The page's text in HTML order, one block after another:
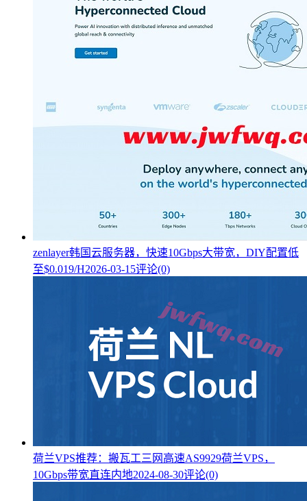
zenlayer韩国云服务器，快速10Gbps大带宽，DIY配置低
至$0.019/H2026-03-15评论(0)
荷兰VPS推荐：搬瓦工三网高速AS9929荷兰VPS，
10Gbps带宽直连内地2024-08-30评论(0)